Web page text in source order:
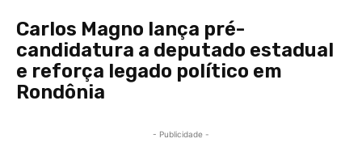
Carlos Magno lança pré-
candidatura a deputado estadual
e reforça legado político em
Rondônia
- Publicidade -